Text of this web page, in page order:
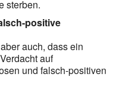
sterben.
positive
auch, dass ein
auf
und falsch-positiven